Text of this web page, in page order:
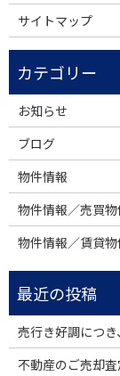
サイトマップ
お知らせ
ブログ
物件情報
物件情報／売買物
物件情報／賃貸物
売行き好調につ
不動産のご売却